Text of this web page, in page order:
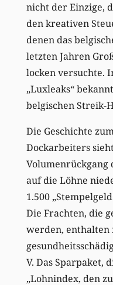
nicht der Einzige,
den kreativen
denen das
letzten Jahren
locken versuchte.
„Luxleaks“
belgischen Streik-
Die Geschichte
Dockarbeiters
Volumenrückgang
auf die Löhne
1.500
Die Frachten, die
werden, enthalten
V. Das Sparpaket,
„Lohnindex, den